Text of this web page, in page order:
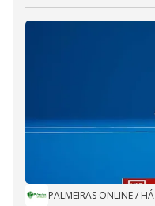
PALMEIRAS ONLINE/